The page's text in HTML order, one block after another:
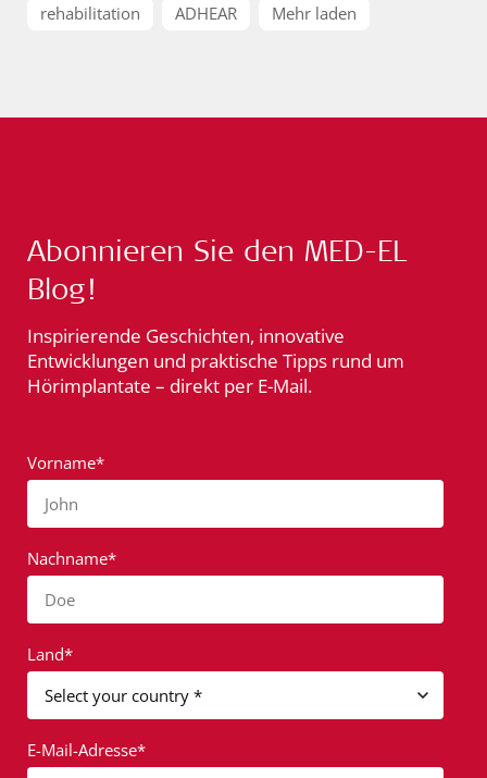
rehabilitation
ADHEAR Mehr laden
Abonnieren Sie den MED-EL
Blog!
Inspirierende Geschichten, innovative
Entwicklungen und praktische Tipps rund um
Hörimplantate – direkt per E-Mail.
Vorname*
John
Nachname*
Doe
Land*
E-Mail-Adresse*